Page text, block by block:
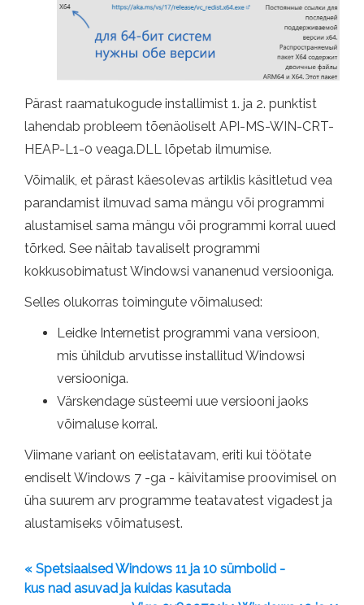
Pärast raamatukogude installimist 1. ja 2. punktist
lahendab probleem tõenäoliselt API-MS-WIN-CRT-
HEAP-L1-0 veaga.DLL lõpetab ilmumise.
Võimalik, et pärast käesolevas artiklis käsitletud vea
parandamist ilmuvad sama mängu või programmi
alustamisel sama mängu või programmi korral uued
tõrked. See näitab tavaliselt programmi
kokkusobimatust Windowsi vananenud versiooniga.
Selles olukorras toimingute võimalused:
Leidke Internetist programmi vana versioon,
mis ühildub arvutisse installitud Windowsi
versiooniga.
Värskendage süsteemi uue versiooni jaoks
võimaluse korral.
Viimane variant on eelistatavam, eriti kui töötate
endiselt Windows 7 -ga - käivitamise proovimisel on
üha suurem arv programme teatavatest vigadest ja
alustamiseks võimatusest.
« Spetsiaalsed Windows 11 ja 10 sümbolid -
kus nad asuvad ja kuidas kasutada